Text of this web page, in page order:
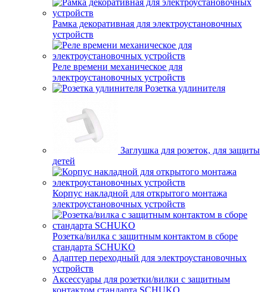
Рамка декоративная для электроустановочных
устройств
Реле времени механическое для
электроустановочных устройств
Розетка удлинителя
Заглушка для розеток, для защиты
детей
Корпус накладной для открытого монтажа
электроустановочных устройств
Розетка/вилка с защитным контактом в сборе
стандарта SCHUKO
Адаптер переходный для электроустановочных
устройств
Аксессуары для розетки/вилки с защитным
контактом стандарта SCHUKO